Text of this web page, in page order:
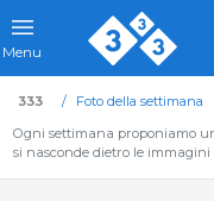
Menu
333
Foto della settimana
Ogni settimana proponiamo
si nasconde dietro le